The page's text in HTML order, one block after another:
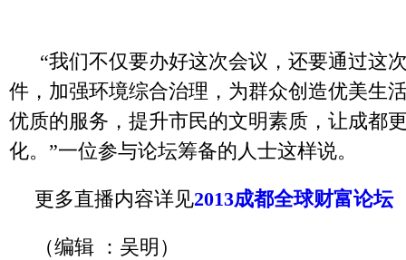
“我们不仅要办好这次会议，还要通过这
件，加强环境综合治理，为群众创造优美生
优质的服务，提升市民的文明素质，让成都
化。”一位参与论坛筹备的人士这样说。
更多直播内容详见2013成都全球财富论坛
（编辑 ：吴明）